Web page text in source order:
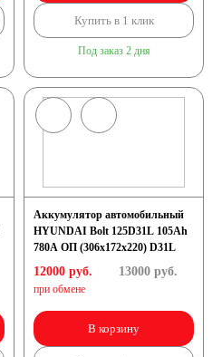
Купить в 1 клик
Под заказ 2 дня
Аккумулятор автомобильный
HYUNDAI Bolt 125D31L 105Ah
780A ОП (306x172x220) D31L
12000 руб.
при обмене
13000руб.
В корзину